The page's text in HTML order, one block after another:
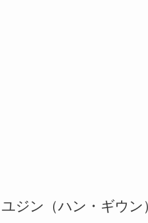
ジン（ハン・ギウ